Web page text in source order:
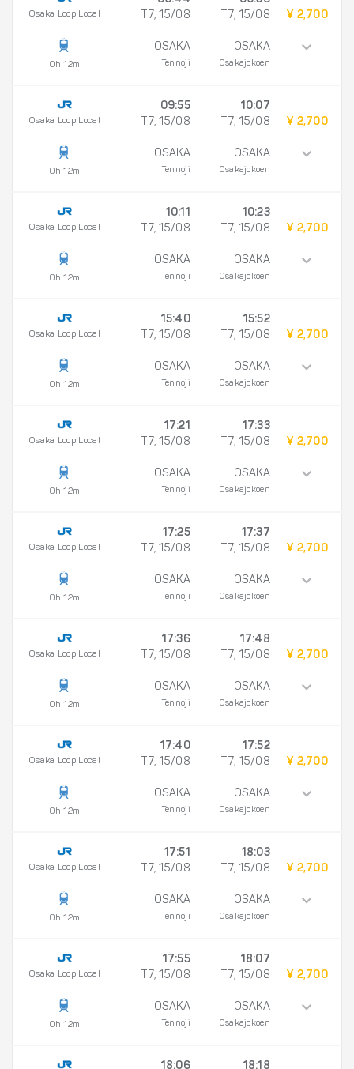
Osaka Loop Local
0h 12m
T7, 15/08
OSAKA
Tennoji
T7, 15/08
OSAKA
Osakajokoen
¥ 2,700
Osaka Loop Local
0h 12m
09:55
T7, 15/08
OSAKA
Tennoji
10:07
T7, 15/08
OSAKA
Osakajokoen
¥ 2,700
Osaka Loop Local
0h 12m
10:11
T7, 15/08
OSAKA
Tennoji
10:23
T7, 15/08
OSAKA
Osakajokoen
¥ 2,700
Osaka Loop Local
0h 12m
15:40
T7, 15/08
OSAKA
Tennoji
15:52
T7, 15/08
OSAKA
Osakajokoen
¥ 2,700
Osaka Loop Local
0h 12m
17:21
T7, 15/08
OSAKA
Tennoji
17:33
T7, 15/08
OSAKA
Osakajokoen
¥ 2,700
Osaka Loop Local
0h 12m
17:25
T7, 15/08
OSAKA
Tennoji
17:37
T7, 15/08
OSAKA
Osakajokoen
¥ 2,700
Osaka Loop Local
0h 12m
17:36
T7, 15/08
OSAKA
Tennoji
17:48
T7, 15/08
OSAKA
Osakajokoen
¥ 2,700
Osaka Loop Local
0h 12m
17:40
T7, 15/08
OSAKA
Tennoji
17:52
T7, 15/08
OSAKA
Osakajokoen
¥ 2,700
Osaka Loop Local
0h 12m
17:51
T7, 15/08
OSAKA
Tennoji
18:03
T7, 15/08
OSAKA
Osakajokoen
¥ 2,700
Osaka Loop Local
0h 12m
17:55
T7, 15/08
OSAKA
Tennoji
18:07
T7, 15/08
OSAKA
Osakajokoen
¥ 2,700